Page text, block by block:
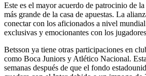
Este es el mayor acuerdo de patrocinio de
más grande de la casa de apuestas. La
conectar con los aficionados a nivel
exclusivas y emocionantes con los
Betsson ya tiene otras participaciones en
como Boca Juniors y Atlético Nacional.
semanas después de que el fondo